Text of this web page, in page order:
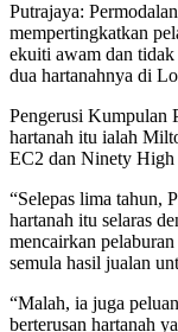
Putrajaya:
mempertingkatkan
ekuiti awam dan
dua hartanahnya di
Pengerusi Kumpulan
hartanah itu ialah
EC2 dan Ninety
“Selepas lima tahun,
hartanah itu selaras
mencairkan
semula hasil jualan
“Malah, ia juga
berterusan hartanah